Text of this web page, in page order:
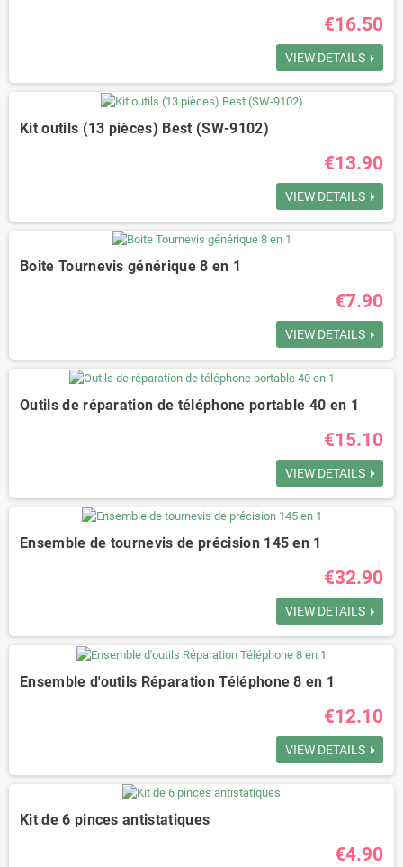
€16.50
VIEW DETAILS
Kit outils (13 pièces) Best (SW-9102)
€13.90
VIEW DETAILS
Boite Tournevis générique 8 en 1
€7.90
VIEW DETAILS
Outils de réparation de téléphone portable 40 en 1
€15.10
VIEW DETAILS
Ensemble de tournevis de précision 145 en 1
€32.90
VIEW DETAILS
Ensemble d'outils Réparation Téléphone 8 en 1
€12.10
VIEW DETAILS
Kit de 6 pinces antistatiques
€4.90